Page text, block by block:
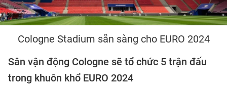
Cologne Stadium sẵn sàng cho EURO 2024
Sân vận động Cologne sẽ tổ chức 5 trận đấu
trong khuôn khổ EURO 2024